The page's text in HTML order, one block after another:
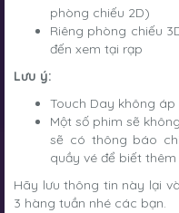
phòng chiếu 2D)
Riêng phòng chiếu
đến xem tại rạp
Lưu ý:
Touch Day không
Một số phim sẽ
sẽ có thông báo
quầy vé để biết thêm
Hãy lưu thông tin này lại
3 hàng tuần nhé các bạn.